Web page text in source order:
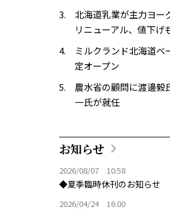
北海道乳業が主力ヨー
リニューアル、値下げ
ミルクランド北海道ベ
定オープン
農水省の顧問に渡邊毅
一氏が就任
お知らせ
2026/08/07 10:58
◆夏季臨時休刊のお知らせ
2026/04/24 16:00